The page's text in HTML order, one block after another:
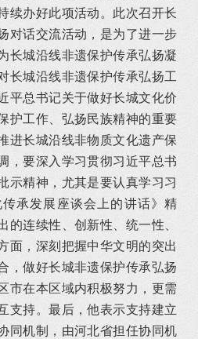
续办好此项活动。此次召开长
对话交流活动，是为了进一步
长城沿线非遗保护传承弘扬凝
长城沿线非遗保护传承弘扬工
平总书记关于做好长城文化价
护工作、弘扬民族精神的重要
进长城沿线非物质文化遗产保
，要深入学习贯彻习近平总书
示精神，尤其是要认真学习习
承发展座谈会上的讲话》精
的连续性、创新性、统一性、
面，深刻把握中华文明的突出
，做好长城非遗保护传承弘扬
市在本区域内积极努力，更需
支持。最后，他表示支持建立
同机制，由河北省担任协同机